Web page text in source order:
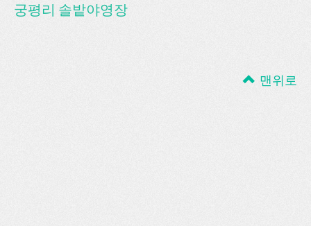
궁평리 솔밭야영장
맨위로